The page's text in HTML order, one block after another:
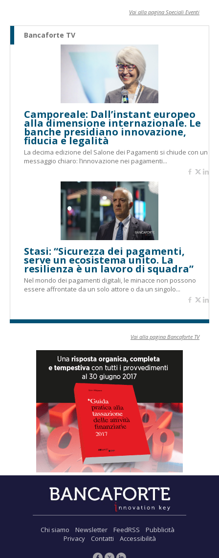
Vai alla pagina Speciali Eventi
Bancaforte TV
Camporeale: Dall’instant europeo
alla dimensione internazionale. Le
banche presidiano innovazione,
fiducia e legalità
La decima edizione del Salone dei Pagamenti si chiude con un
messaggio chiaro: l’innovazione nei pagamenti...
Stasi: “Sicurezza dei pagamenti,
serve un ecosistema unito. La
resilienza è un lavoro di squadra”
Nel mondo dei pagamenti digitali, le minacce non possono
essere affrontate da un solo attore o da un singolo...
Vai alla pagina Bancaforte TV
Chi siamo Newsletter FeedRSS
Pubblicità
Privacy
Contatti Accessibilità